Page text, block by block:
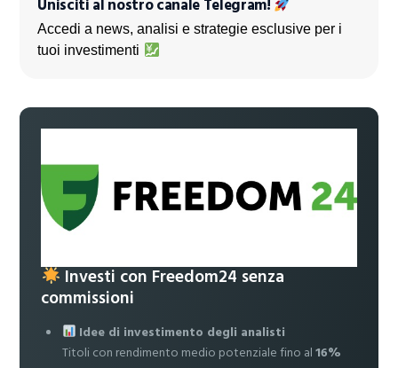
Unisciti al nostro canale Telegram!
Accedi a news, analisi e strategie esclusive per i
tuoi investimenti
Investi con Freedom24 senza
commissioni
Idee di investimento degli analisti
Titoli con rendimento medio potenziale fino al16%